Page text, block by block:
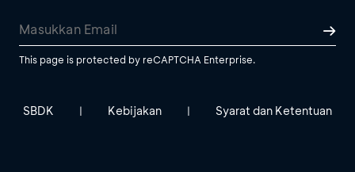
This page is protected by reCAPTCHA Enterprise.
SBDK | Kebijakan | Syarat dan Ketentuan